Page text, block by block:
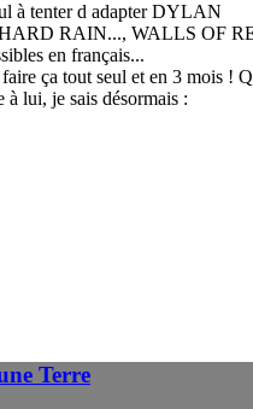
à tenter d adapter DYLAN
RAIN..., WALLS OF
en français...
ça tout seul et en 3 mois !
lui, je sais désormais :
Terre